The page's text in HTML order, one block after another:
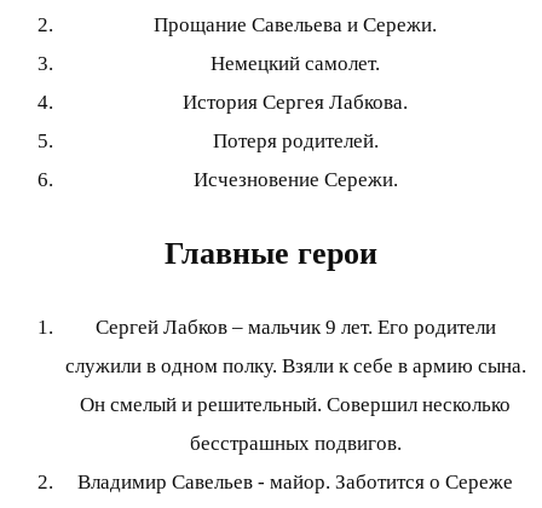
Прощание Савельева и Сережи.
Немецкий самолет.
История Сергея Лабкова.
Потеря родителей.
Исчезновение Сережи.
Главные герои
Сергей Лабков – мальчик 9 лет. Его родители
служили в одном полку. Взяли к себе в армию сына.
Он смелый и решительный. Совершил несколько
бесстрашных подвигов.
Владимир Савельев - майор. Заботится о Сереже